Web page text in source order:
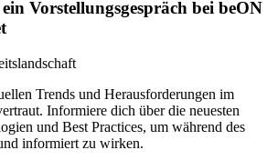
Vorstellungsgespräch bei beON
Trends und Herausforderungen im
Informiere dich über die neuesten
und Best Practices, um während des
informiert zu wirken.